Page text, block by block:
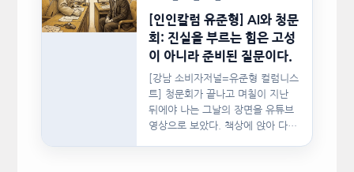
[인인칼럼 유준형] AI와 청문
회: 진실을 부르는 힘은 고성
이 아니라 준비된 질문이다.
[강남 소비자저널=유준형 컬럼니스
트] 청문회가 끝나고 며칠이 지난
뒤에야 나는 그날의 장면을 유튜브
영상으로 보았다. 책상에 앉아 다른